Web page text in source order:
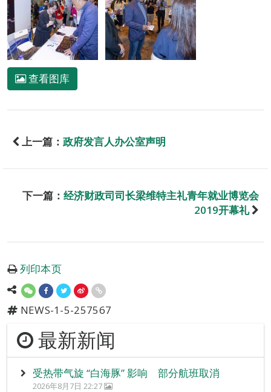
查看图库
上一篇： 政府发言人办公室声明
下一篇： 经济财政司司长梁维特主礼青年就业博览会
2019开幕礼
列印本页
NEWS-1-5-257567
最新新闻
受热带气旋 “白海豚” 影响 部分航班取消
2026年8月7日 22:27